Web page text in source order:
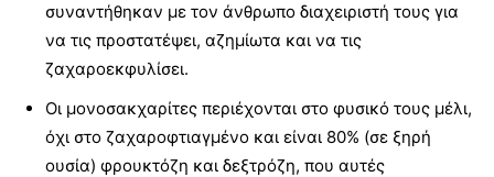
συναντήθηκαν με τον άνθρωπο διαχειριστή τους για
να τις προστατέψει, αζημίωτα και να τις
ζαχαροεκφυλίσει.
Οι μονοσακχαρίτες περιέχονται στο φυσικό τους μέλι,
όχι στο ζαχαροφτιαγμένο και είναι 80% (σε ξηρή
ουσία) φρουκτόζη και δεξτρόζη, που αυτές